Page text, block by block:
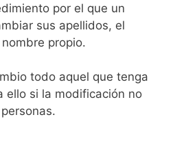
por el que un
sus apellidos, el
propio.
todo aquel que tenga
ello si la modificación no